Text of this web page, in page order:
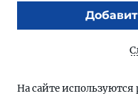
На сайте используются